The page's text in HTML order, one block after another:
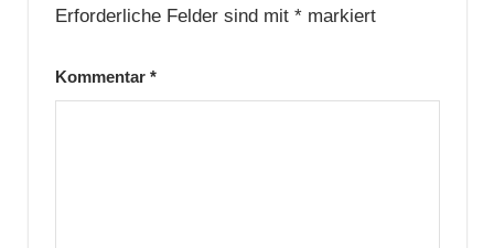
Erforderliche Felder sind mit *markiert
Kommentar *